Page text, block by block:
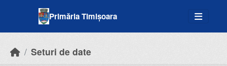
Primăria Timișoara
Seturi de date